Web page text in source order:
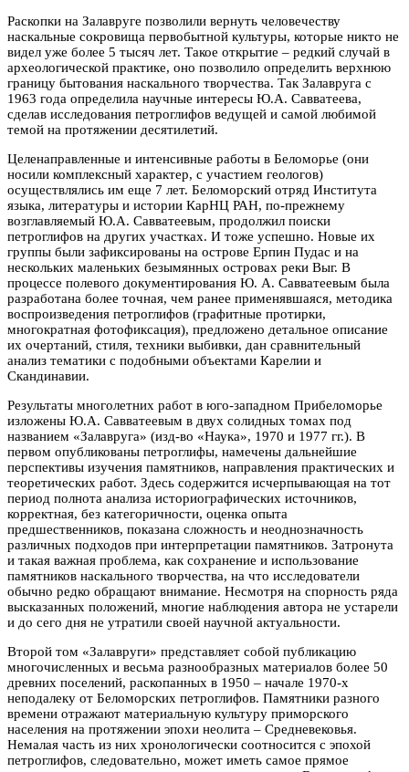
Раскопки на Залавруге позволили вернуть человечеству
наскальные сокровища первобытной культуры, которые никто не
видел уже более 5 тысяч лет. Такое открытие – редкий случай в
археологической практике, оно позволило определить верхнюю
границу бытования наскального творчества. Так Залавруга с
1963 года определила научные интересы Ю.А. Савватеева,
сделав исследования петроглифов ведущей и самой любимой
темой на протяжении десятилетий.
Целенаправленные и интенсивные работы в Беломорье (они
носили комплексный характер, с участием геологов)
осуществлялись им еще 7 лет. Беломорский отряд Института
языка, литературы и истории КарНЦ РАН, по-прежнему
возглавляемый Ю.А. Савватеевым, продолжил поиски
петроглифов на других участках. И тоже успешно. Новые их
группы были зафиксированы на острове Ерпин Пудас и на
нескольких маленьких безымянных островах реки Выг. В
процессе полевого документирования Ю. А. Савватеевым была
разработана более точная, чем ранее применявшаяся, методика
воспроизведения петроглифов (графитные протирки,
многократная фотофиксация), предложено детальное описание
их очертаний, стиля, техники выбивки, дан сравнительный
анализ тематики с подобными объектами Карелии и
Скандинавии.
Результаты многолетних работ в юго-западном Прибеломорье
изложены Ю.А. Савватеевым в двух солидных томах под
названием «Залавруга» (изд-во «Наука», 1970 и 1977 гг.). В
первом опубликованы петроглифы, намечены дальнейшие
перспективы изучения памятников, направления практических и
теоретических работ. Здесь содержится исчерпывающая на тот
период полнота анализа историографических источников,
корректная, без категоричности, оценка опыта
предшественников, показана сложность и неоднозначность
различных подходов при интерпретации памятников. Затронута
и такая важная проблема, как сохранение и использование
памятников наскального творчества, на что исследователи
обычно редко обращают внимание. Несмотря на спорность ряда
высказанных положений, многие наблюдения автора не устарели
и до сего дня не утратили своей научной актуальности.
Второй том «Залавруги» представляет собой публикацию
многочисленных и весьма разнообразных материалов более 50
древних поселений, раскопанных в 1950 – начале 1970-х
неподалеку от Беломорских петроглифов. Памятники разного
времени отражают материальную культуру приморского
населения на протяжении эпохи неолита – Средневековья.
Немалая часть из них хронологически соотносится с эпохой
петроглифов, следовательно, может иметь самое прямое